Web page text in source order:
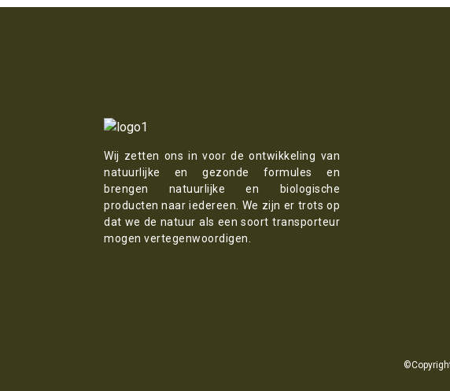
Wij zetten ons in voor de ontwikkeling van
natuurlijke en gezonde formules en
brengen natuurlijke en biologische
producten naar iedereen. We zijn er trots op
dat we de natuur als een soort transporteur
mogen vertegenwoordigen.